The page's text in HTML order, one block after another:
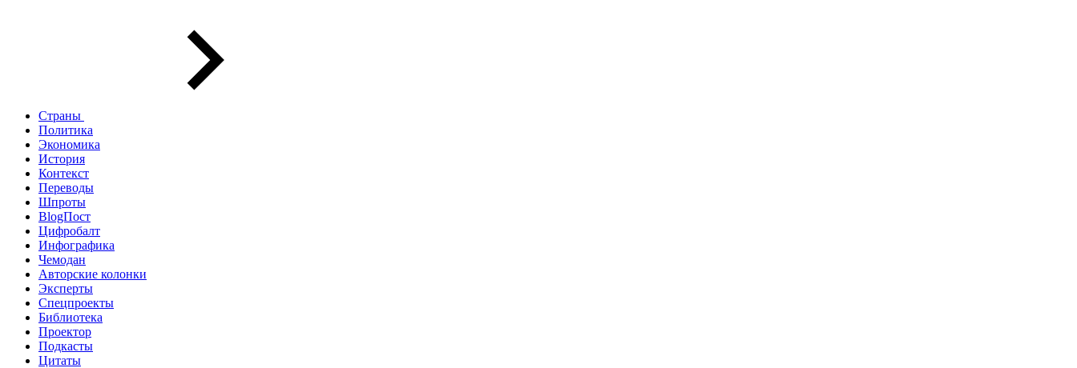
Страны
Политика
Экономика
История
Контекст
Переводы
Шпроты
BlogПост
Цифробалт
Инфографика
Чемодан
Авторские колонки
Эксперты
Спецпроекты
Библиотека
Проектор
Подкасты
Цитаты